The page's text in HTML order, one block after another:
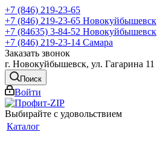
+7 (846) 219-23-65
+7 (846) 219-23-65 Новокуйбышевск
+7 (84635) 3-84-52 Новокуйбышевск
+7 (846) 219-23-14 Самара
Заказать звонок
г. Новокуйбышевск, ул. Гагарина 11
Поиск
Войти
Выбирайте с удовольствием
Каталог